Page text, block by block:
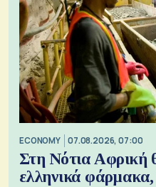
ECONOMY 07.08.2026, 07:00
Στη Νότια Αφρική
ελληνικά φάρμακα,